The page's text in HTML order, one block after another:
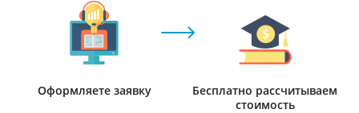
Оформляете заявку
Бесплатно рассчитываем
стоимость